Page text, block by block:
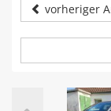
vorheriger